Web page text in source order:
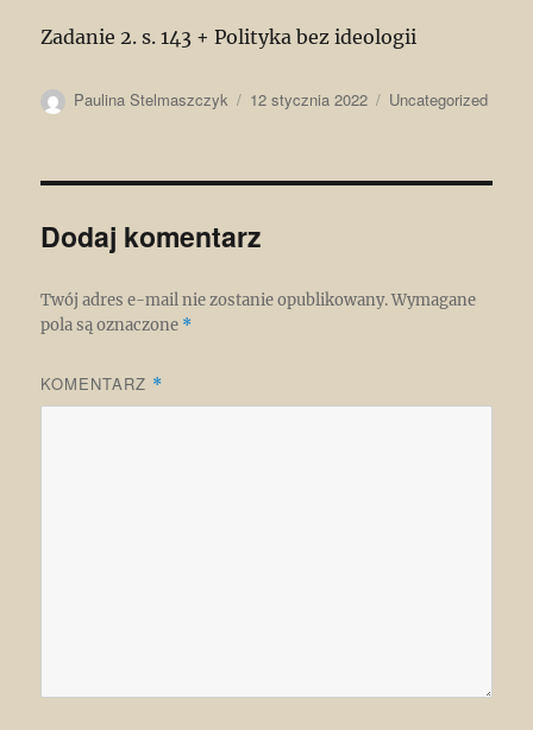
Zadanie 2. s. 143 + Polityka bez ideologii
Autor
Paulina Stelmaszczyk
Data
12 stycznia 2022 Kategorie
Uncategorized
Dodaj komentarz
Twój adres e-mail nie zostanie opublikowany. Wymagane
pola są oznaczone *
KOMENTARZ *